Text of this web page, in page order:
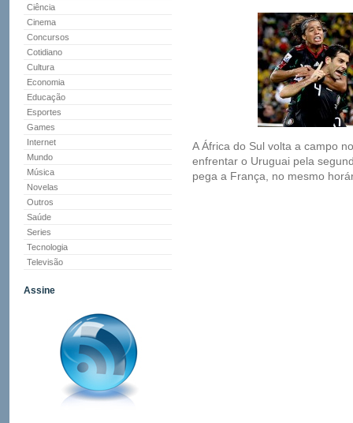
Ciência
Cinema
Concursos
Cotidiano
Cultura
Economia
Educação
Esportes
Games
Internet
Mundo
Música
Novelas
Outros
Saúde
Series
Tecnologia
Televisão
Assine
A África do Sul volta a campo
enfrentar o Uruguai pela
pega a França, no mesmo